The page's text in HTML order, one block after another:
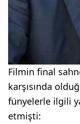
Filmin final
karşısında
fünyelerle ilgili
etmişti: